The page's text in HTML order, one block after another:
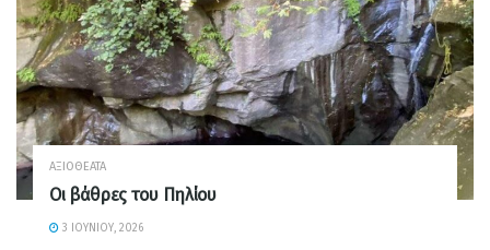
ΑΞΙΟΘΈΑΤΑ
Οι βάθρες του Πηλίου
3 ΙΟΥΝΊΟΥ, 2026